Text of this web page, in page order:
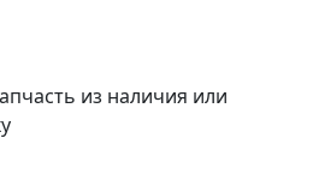
из наличия или